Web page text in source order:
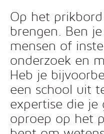
Op het
brengen. Ben
mensen of
onderzoek en
Heb je
een school uit
expertise die je
oproep op het